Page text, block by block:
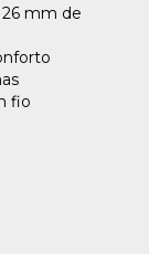
mm de
fio